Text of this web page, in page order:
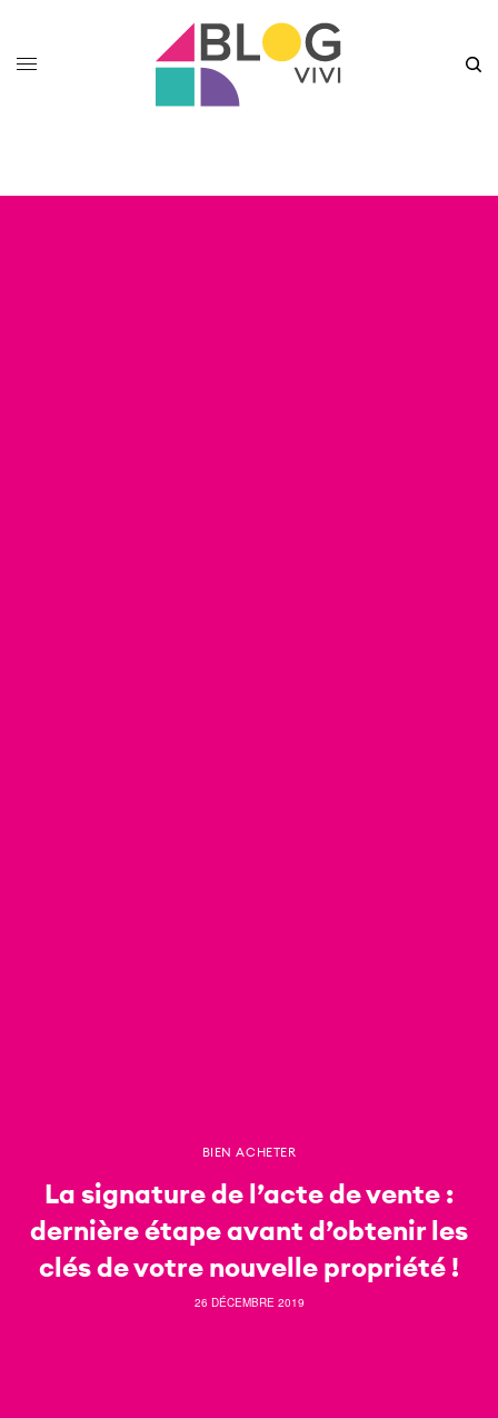
BIEN ACHETER
La signature de l’acte de vente :
dernière étape avant d’obtenir les
clés de votre nouvelle propriété !
26 DÉCEMBRE 2019